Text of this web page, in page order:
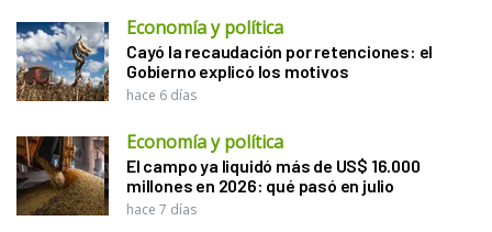
Economía y política
Cayó la recaudación por retenciones: el
Gobierno explicó los motivos
hace 6 días
Economía y política
El campo ya liquidó más de US$ 16.000
millones en 2026: qué pasó en julio
hace 7 días